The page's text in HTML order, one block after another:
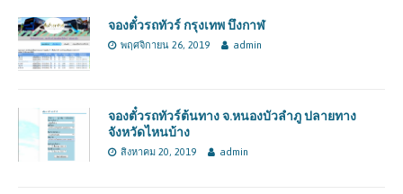
จองตั๋วรถทัวร์ กรุงเทพ บึงกาฬ
พฤศจิกายน 26, 2019 admin
จองตั๋วรถทัวร์ต้นทาง จ.หนองบัวลำภู ปลายทาง
จังหวัดไหนบ้าง
สิงหาคม 20, 2019 admin